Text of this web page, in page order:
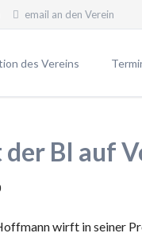
email an den Verein
des Vereins
- warum?
die B26n
BI auf
wirft in seiner